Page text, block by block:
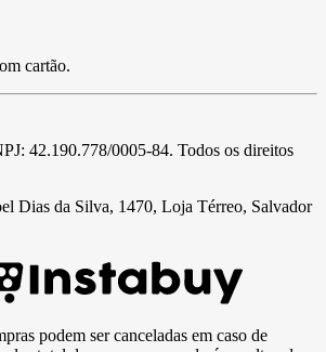
cartão.
42.190.778/0005-84. Todos os direitos
Dias da Silva, 1470, Loja Térreo, Salvador
podem ser canceladas em caso de